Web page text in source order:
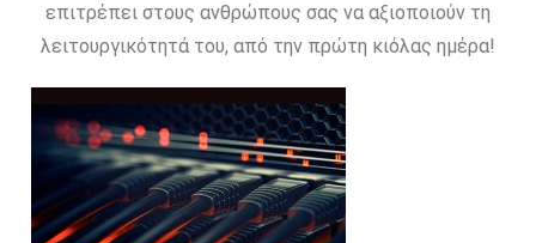
επιτρέπει στους ανθρώπους σας να αξιοποιούν τη
λειτουργικότητά του, από την πρώτη κιόλας ημέρα!